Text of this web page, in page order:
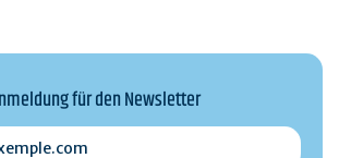
für den Newsletter